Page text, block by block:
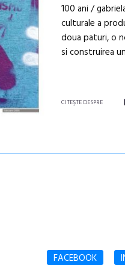
100 ani /
culturale a
doua paturi, o
si construirea
CITEŞTE DESPRE
FACEBOOK